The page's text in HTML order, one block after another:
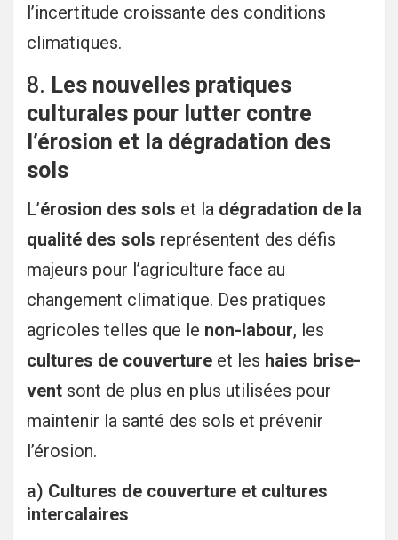
l’incertitude croissante des conditions
climatiques.
8. Les nouvelles pratiques
culturales pour lutter contre
l’érosion et la dégradation des
sols
L’érosion des sols et la dégradation de la
qualité des sols représentent des défis
majeurs pour l’agriculture face au
changement climatique. Des pratiques
agricoles telles que le non-labour, les
cultures de couverture et les haies brise-
vent sont de plus en plus utilisées pour
maintenir la santé des sols et prévenir
l’érosion.
a) Cultures de couverture et cultures
intercalaires